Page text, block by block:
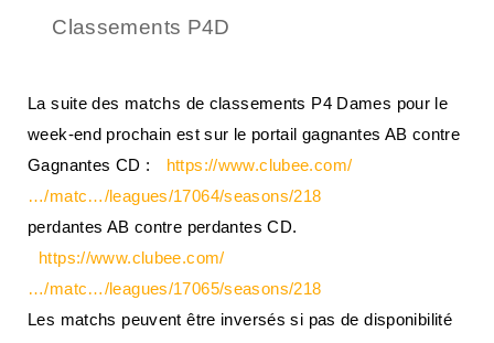
Classements P4D
La suite des matchs de classements P4 Dames pour le
week-end prochain est sur le portail gagnantes AB contre
Gagnantes CD :
https://www.clubee.com/
…/matc…/leagues/17064/seasons/218
perdantes AB contre perdantes CD.
https://www.clubee.com/
…/matc…/leagues/17065/seasons/218
Les matchs peuvent être inversés si pas de disponibilité